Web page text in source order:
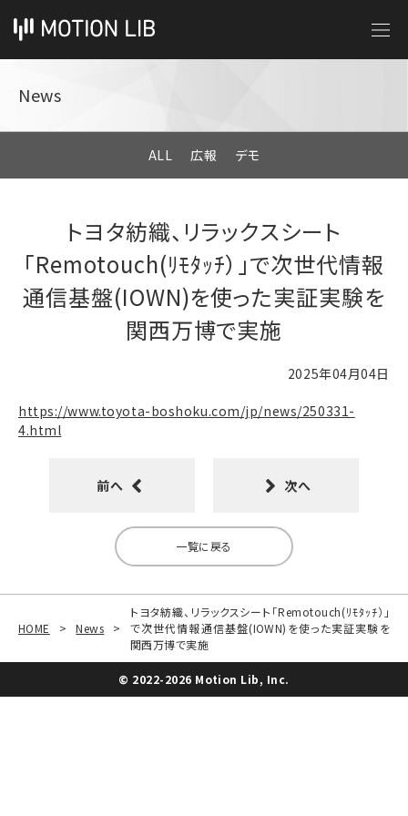
News
ALL 広報 デモ
トヨタ紡織、リラックスシート
「Remotouch(ﾘﾓﾀｯﾁ）」で次世代情報
通信基盤(IOWN)を使った実証実験を
関西万博で実施
2025年04月04日
https://www.toyota-boshoku.com/jp/news/250331-
4.html
前へ 次へ
一覧に戻る
HOME > News >
トヨタ紡織、リラックスシート「Remotouch(ﾘﾓﾀｯﾁ）」
で次世代情報通信基盤(IOWN)を使った実証実験を
関西万博で実施
© 2022-2026 Motion Lib, Inc.